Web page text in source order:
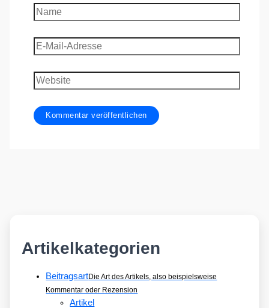
Name
E-
Mail-
Adresse
Website
Artikelkategorien
BeitragsartDie Art des Artikels, also beispielsweise
Kommentar oder Rezension
Artikel